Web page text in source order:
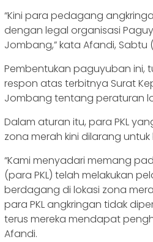
“Kini para pedagang
dengan legal organisasi
Jombang,” kata Afandi, Sabtu
Pembentukan paguyuban ini,
respon atas terbitnya Surat
Jombang tentang peraturan
Dalam aturan itu, para PKL
zona merah kini dilarang
“Kami menyadari memang
(para PKL) telah melakukan
berdagang di lokasi zona
para PKL angkringan tidak
terus mereka mendapat
Afandi.